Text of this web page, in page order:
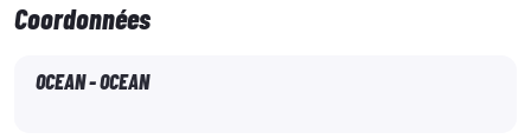
Coordonnées
OCEAN - OCEAN